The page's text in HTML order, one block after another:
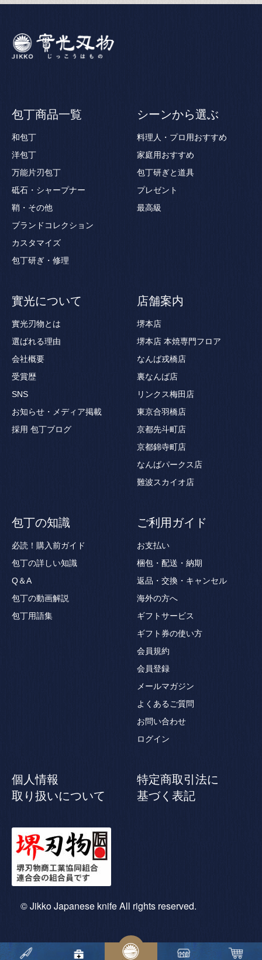
包丁商品一覧
和包丁
洋包丁
万能片刃包丁
砥石・シャープナー
鞘・その他
ブランドコレクション
カスタマイズ
包丁研ぎ・修理
シーンから選ぶ
料理人・プロ用おすすめ
家庭用おすすめ
包丁研ぎと道具
プレゼント
最高級
實光について
實光刃物とは
選ばれる理由
会社概要
受賞歴
SNS
お知らせ・メディア掲載
採用 包丁ブログ
店舗案内
堺本店
堺本店 本焼専門フロア
なんば戎橋店
裏なんば店
リンクス梅田店
東京合羽橋店
京都先斗町店
京都錦寺町店
なんばパークス店
難波スカイオ店
包丁の知識
必読！購入前ガイド
包丁の詳しい知識
Q＆A
包丁の動画解説
包丁用語集
ご利用ガイド
お支払い
梱包・配送・納期
返品・交換・キャンセル
海外の方へ
ギフトサービス
ギフト券の使い方
会員規約
会員登録
メールマガジン
よくあるご質問
お問い合わせ
ログイン
個人情報
取り扱いについて
特定商取引法に
基づく表記
© Jikko Japanese knife All rights reserved.